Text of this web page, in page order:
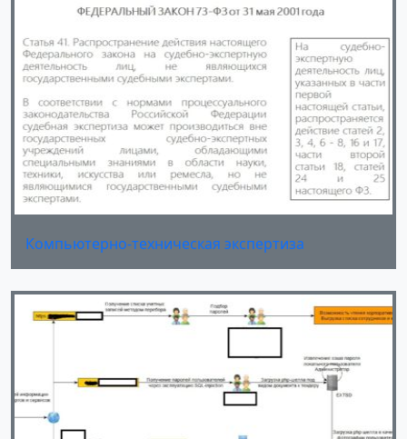
Компьютерно-техническая экспертиза